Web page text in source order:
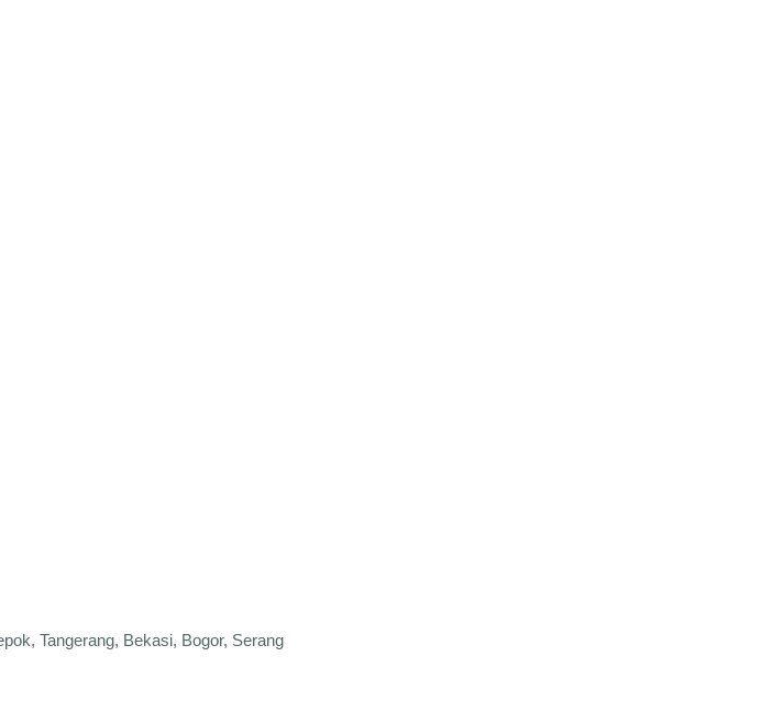
Tangerang, Bekasi, Bogor, Serang